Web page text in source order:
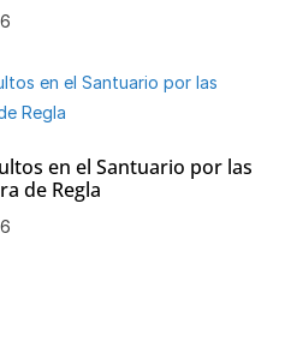
en el Santuario por las
de Regla